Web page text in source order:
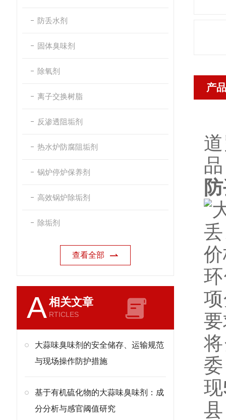
防丢水剂
固体臭味剂
除氧剂
离子交换树脂
反渗透阻垢剂
热水炉防腐阻垢剂
锅炉停炉保养剂
高效锅炉除垢剂
除垢剂
查看全部
A相关文章
RTICLES
大蒜味臭味剂的安全储存、运输规范
与现场操作防护措施
基于有机硫化物的大蒜味臭味剂：成
分分析与感官阈值研究
产